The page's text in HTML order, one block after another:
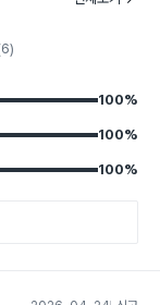
100%
100%
100%